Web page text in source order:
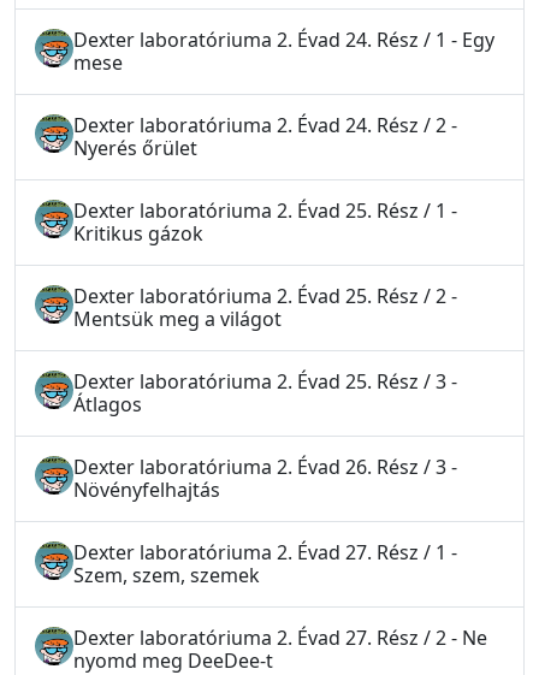
Dexter laboratóriuma 2. Évad 24. Rész / 1 - Egy
mese
Dexter laboratóriuma 2. Évad 24. Rész / 2 -
Nyerés őrület
Dexter laboratóriuma 2. Évad 25. Rész / 1 -
Kritikus gázok
Dexter laboratóriuma 2. Évad 25. Rész / 2 -
Mentsük meg a világot
Dexter laboratóriuma 2. Évad 25. Rész / 3 -
Átlagos
Dexter laboratóriuma 2. Évad 26. Rész / 3 -
Növényfelhajtás
Dexter laboratóriuma 2. Évad 27. Rész / 1 -
Szem, szem, szemek
Dexter laboratóriuma 2. Évad 27. Rész / 2 - Ne
nyomd meg DeeDee-t